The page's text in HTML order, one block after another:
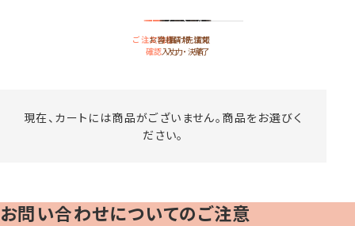
1
ご注文内容
確認
2
お客様情報
入力
3
お届け先情報
入力・決済
4
注文
完了
現在、カートには商品がございません。商品をお選びく
ださい。
お問い合わせについてのご注意